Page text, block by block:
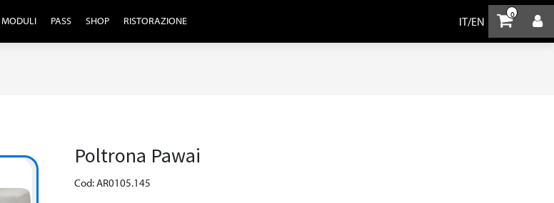
MODULI PASS SHOP RISTORAZIONE
0
IT/EN
Poltrona Pawai
Cod: AR0105.145